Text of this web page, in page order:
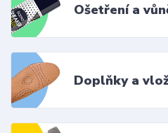
Ošetření a
Doplňky a